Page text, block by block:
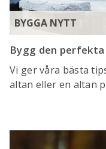
BYGGA NYTT
Bygg den
Vi ger våra bästa
altan eller en altan